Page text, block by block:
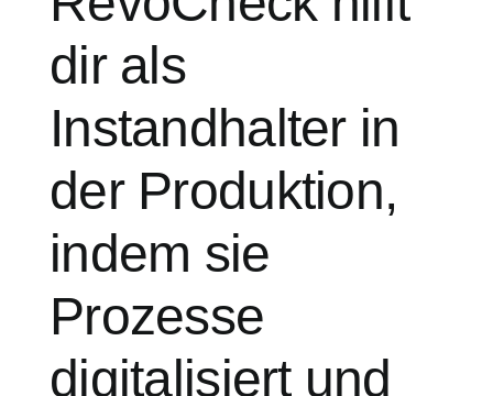
dir als
Instandhalter in
der Produktion,
indem sie
Prozesse
digitalisiert und